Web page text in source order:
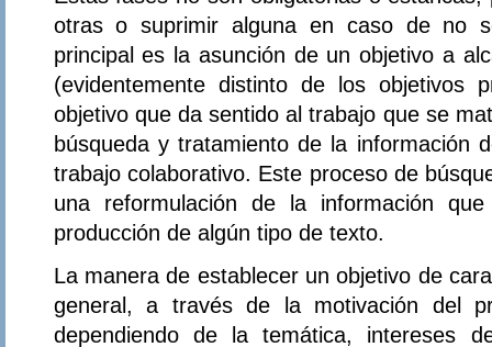
otras o suprimir alguna en caso de no
principal es la asunción de un objetivo a
(evidentemente distinto de los objetivos
objetivo que da sentido al trabajo que se
búsqueda y tratamiento de la información
trabajo colaborativo. Este proceso de
una reformulación de la información
producción de algún tipo de texto.
La manera de establecer un objetivo de
general, a través de la motivación del
dependiendo de la temática, intereses